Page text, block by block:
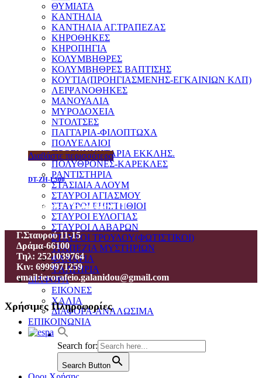
ΘΥΜΙΑΤΑ
ΚΑΝΤΗΛΙΑ
ΚΑΝΤΗΛΙΑ ΑΓ.ΤΡΑΠΕΖΑΣ
ΚΗΡΟΘΗΚΕΣ
ΚΗΡΟΠΗΓΙΑ
ΚΟΛΥΜΒΗΘΡΕΣ
ΚΟΛΥΜΒΗΘΡΕΣ ΒΑΠΤΙΣΗΣ
ΚΟΥΤΙΑ(ΠΡΟΗΓΙΑΣΜΕΝΗΣ-ΕΓΚΑΙΝΙΩΝ ΚΛΠ)
ΛΕΙΨΑΝΟΘΗΚΕΣ
ΜΑΝΟΥΑΛΙΑ
ΜΥΡΟΔΟΧΕΙΑ
ΝΤΟΛΤΣΕΣ
ΠΑΓΓΑΡΙΑ-ΦΙΛΟΠΤΩΧΑ
ΠΟΛΥΕΛΑΙΟΙ
ΠΡΟΣΚΥΝΗΤΑΡΙΑ ΕΚΚΛΗΣ.
ΠΟΛΥΘΡΟΝΕΣ-ΚΑΡΕΚΛΕΣ
ΡΑΝΤΙΣΤΗΡΙΑ
ΣΤΑΣΙΔΙΑ ΑΛΟΥΜ
ΣΤΑΥΡΟΙ ΑΓΙΑΣΜΟΥ
ΣΤΑΥΡΟΙ ΕΠΙΣΤΗΘΙΟΙ
ΣΤΑΥΡΟΙ ΕΥΛΟΓΙΑΣ
ΣΤΑΥΡΟΙ ΛΑΒΑΡΩΝ
ΣΤΑΥΡΟΙ ΤΡΟΥΛΟΥ(ΦΩΤΙΣΤΙΚΟΙ)
ΤΡΑΠΕΖΙΑ ΜΥΣΤΗΡΙΩΝ
ΦΑΝΑΡΙΑ
ΨΑΛΤΗΡΙΑ
ΔΙΑΦΟΡΑ
ΕΙΚΟΝΕΣ
ΧΑΛΙΑ
ΔΙΑΦΟΡΑ-ΑΝΑΛΩΣΙΜΑ
ΕΠΙΚΟΙΝΩΝΙΑ
Search for:
Search Button
Διαβάστε περισσότερα
DT-ZH-L500
Ιεροραφείο – Γαλανίδου Π.
Γ.Σταυρού 11-15
Δράμα-66100
Τηλ: 2521039764
Κιν: 6999971259
email:ierorafeio.galanidou@gmail.com
Χρήσιμες Πληροφορίες